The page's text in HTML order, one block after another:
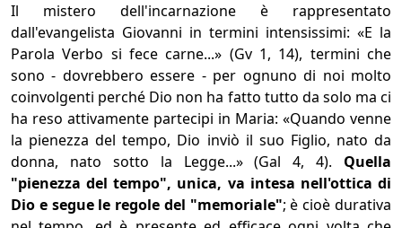
Il mistero dell'incarnazione è rappresentato
dall'evangelista Giovanni in termini intensissimi: «E la
Parola Verbo si fece carne...» (Gv 1, 14), termini che
sono - dovrebbero essere - per ognuno di noi molto
coinvolgenti perché Dio non ha fatto tutto da solo ma ci
ha reso attivamente partecipi in Maria: «Quando venne
la pienezza del tempo, Dio inviò il suo Figlio, nato da
donna, nato sotto la Legge...» (Gal 4, 4). Quella
"pienezza del tempo", unica, va intesa nell'ottica di
Dio e segue le regole del "memoriale"; è cioè durativa